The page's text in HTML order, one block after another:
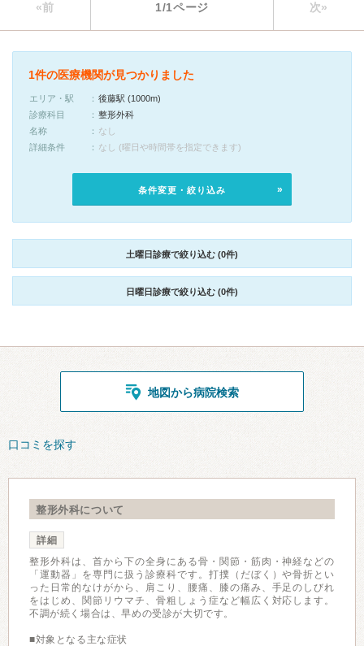
«前 1/1ページ 次»
1件の医療機関が見つかりました
エリア・駅
後藤駅 (1000m)
診療科目
整形外科
名称
なし
詳細条件
なし (曜日や時間帯を指定できます)
条件変更・絞り込み
土曜日診療で絞り込む (0件)
日曜日診療で絞り込む (0件)
地図から病院検索
口コミを探す
整形外科について
詳細
整形外科は、首から下の全身にある骨・関節・筋肉・神経などの
「運動器」を専門に扱う診療科です。打撲（だぼく）や骨折とい
った日常的なけがから、肩こり、腰痛、膝の痛み、手足のしびれ
をはじめ、関節リウマチ、骨粗しょう症など幅広く対応します。
不調が続く場合は、早めの受診が大切です。
■対象となる主な症状